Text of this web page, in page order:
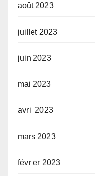
août 2023
juillet 2023
juin 2023
mai 2023
avril 2023
mars 2023
février 2023